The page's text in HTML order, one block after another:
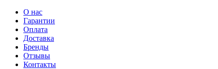
О нас
Гарантии
Оплата
Доставка
Бренды
Отзывы
Контакты